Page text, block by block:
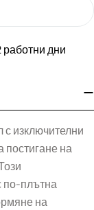
работни дни
с изключителни
постигане на
по-плътна
на